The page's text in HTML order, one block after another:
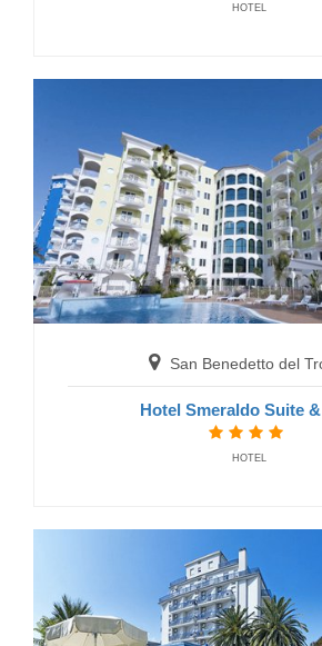
Hotel Regent
San Benedetto del
Hotel Sydney
HOTELS
HOTEL
San Benedetto del
Hotel Smeraldo Suite
HOTEL